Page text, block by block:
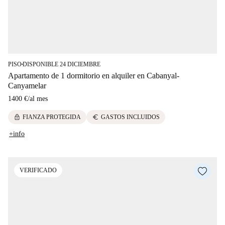
PISO■DISPONIBLE 24 DICIEMBRE
Apartamento de 1 dormitorio en alquiler en Cabanyal-
Canyamelar
1400 €/al mes
lock FIANZA PROTEGIDA euro GASTOS INCLUIDOS
+info
VERIFICADO